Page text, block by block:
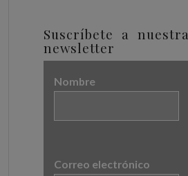
Suscríbete a nuestra
newsletter
Nombre
Correo electrónico